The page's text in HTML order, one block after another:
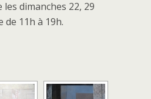
les dimanches 22, 29
11h à 19h.